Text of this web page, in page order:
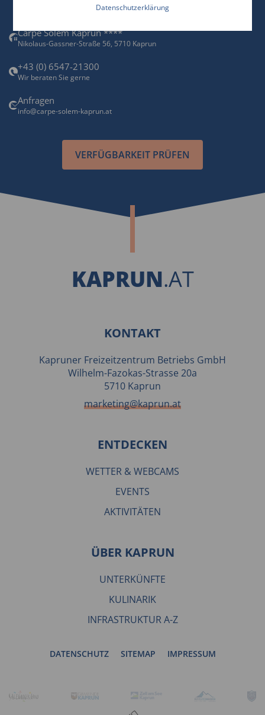
Carpe Solem Kaprun ****
Nikolaus-Gassner-Straße 56, 5710 Kaprun
+43 (0) 6547-21300
Wir beraten Sie gerne
Anfragen
info@carpe-solem-kaprun.at
VERFÜGBARKEIT PRÜFEN
KAPRUN.AT
KONTAKT
Kapruner Freizeitzentrum Betriebs GmbH
Wilhelm-Fazokas-Strasse 20a
5710 Kaprun
marketing@kaprun.at
ENTDECKEN
WETTER & WEBCAMS
EVENTS
AKTIVITÄTEN
ÜBER KAPRUN
UNTERKÜNFTE
KULINARIK
INFRASTRUKTUR A-Z
DATENSCHUTZ SITEMAP IMPRESSUM
Datenschutzerklärung